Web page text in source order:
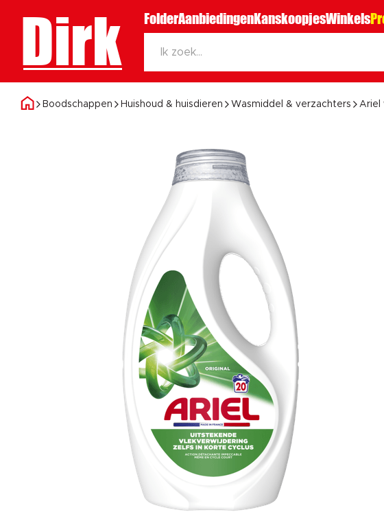
Dirk FolderAanbiedingenKanskoopjesWinkels
Boodschappen Huishoud & huisdieren Wasmiddel & verzachters Ariel